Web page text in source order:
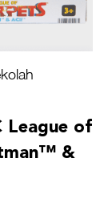
League of
&